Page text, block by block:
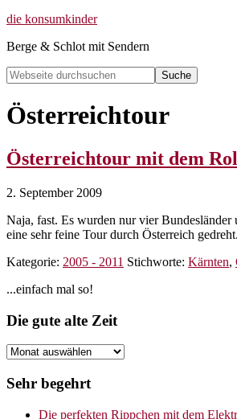
die konsumkinder
Berge & Schlot mit Sendern
Webseite
durchsuchen
Search
Österreichtour
Österreichtour mit dem
2. September 2009
Naja, fast. Es wurden nur vier
eine sehr feine Tour durch Österreich
Kategorie: 2005 - 2011 Stichworte: Kärnten,
Seitenspalte
...einfach mal so!
Footer
Die gute alte Zeit
Die
alte
Sehr begehrt
Die perfekten Rippchen mit dem